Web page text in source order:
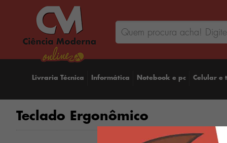
Livraria Técnica Informática Notebook e pc Celular e
Teclado Ergonômico